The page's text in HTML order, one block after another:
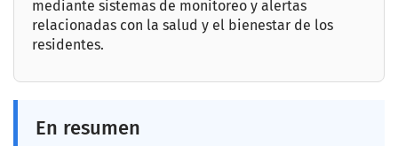
mediante sistemas de monitoreo y alertas
relacionadas con la salud y el bienestar de los
residentes.
En resumen